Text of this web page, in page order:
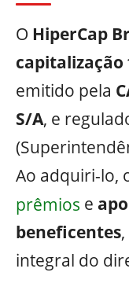
O HiperCap
emitido pela
S/A, e
Ao adquiri-lo,
prêmios e
beneficentes
integral do